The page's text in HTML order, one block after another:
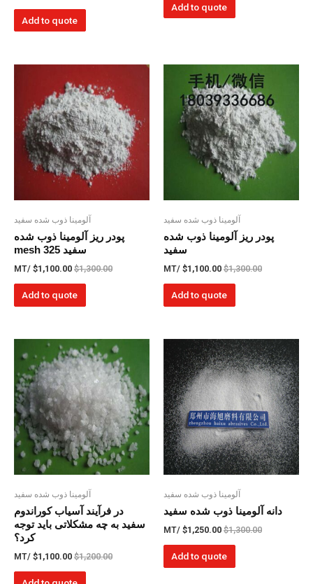
Add to quote
Add to quote
آلومینا ذوب شده سفید
پودر ریز آلومینا ذوب شده
سفید
$1,300.00
$1,100.00
/MT
Add to quote
آلومینا ذوب شده سفید
پودر ریز آلومینا ذوب شده
سفید 325 mesh
$1,300.00
$1,100.00
/MT
Add to quote
آلومینا ذوب شده سفید
دانه آلومینا ذوب شده سفید
$1,300.00
$1,250.00
/MT
Add to quote
آلومینا ذوب شده سفید
در فرآیند آسیاب کوراندوم
سفید به چه مشکلاتی باید توجه
کرد؟
$1,200.00
$1,100.00
/MT